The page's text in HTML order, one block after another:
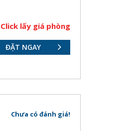
Click lấy giá phòng
ĐẶT NGAY
Chưa có đánh giá!